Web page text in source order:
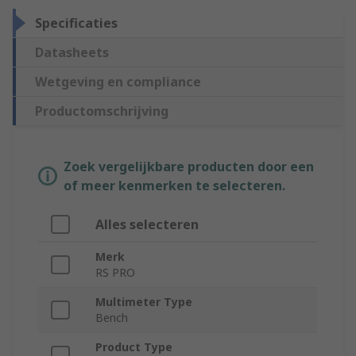
Specificaties
Datasheets
Wetgeving en compliance
Productomschrijving
Zoek vergelijkbare producten door een
of meer kenmerken te selecteren.
Alles selecteren
Merk
RS PRO
Multimeter Type
Bench
Product Type